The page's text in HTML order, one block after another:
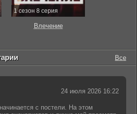
1 сезон 8 серия
Влечение
Все
24 июля 2026 16:22
с постели. На этом